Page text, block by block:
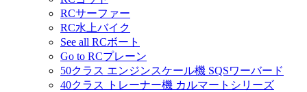
RCサーファー
RC水上バイク
See all RCボート
Go to RCプレーン
50クラス エンジンスケール機 SQSワーバード
40クラス トレーナー機 カルマートシリーズ